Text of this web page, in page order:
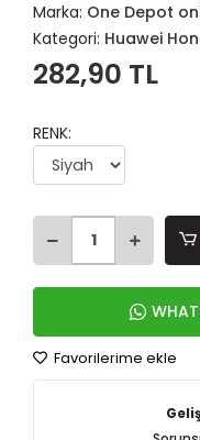
Marka: One Depot
Kategori: Huawei
282,90 TL
RENK:
Favorilerime ekle